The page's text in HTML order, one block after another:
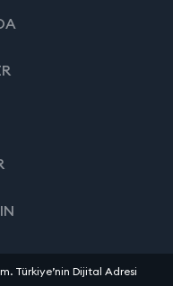
Türkiye’nin Dijital Adresi